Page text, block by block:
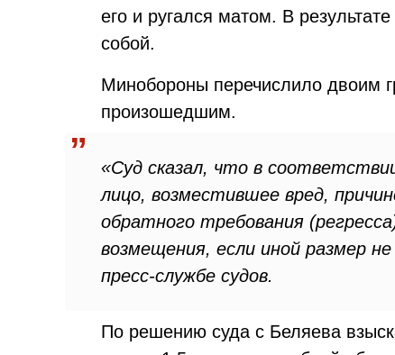
его и ругался матом. В
собой.
Минобороны перечислило двоим
произошедшим.
«Суд сказал, что в
лицо, возместившее вред,
обратного требования
возмещения, если иной размер
пресс-службе судов.
По решению суда с Беляева